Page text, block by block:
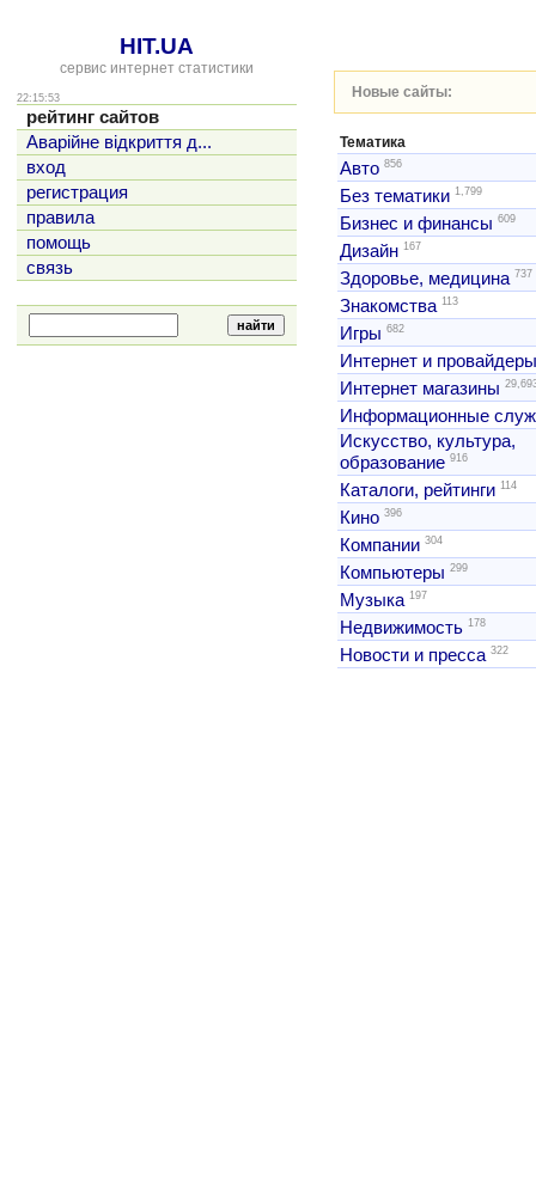
HIT.UA
сервис интернет статистики
22:15:53
рейтинг сайтов
Аварійне відкриття д...
вход
регистрация
правила
помощь
связь
Новые сайты:
Тематика
Авто 856
Без тематики 1,799
Бизнес и финансы 609
Дизайн 167
Здоровье, медицина 737
Знакомства 113
Игры 682
Интернет и провайдеры
Интернет магазины
Информационные
Искусство, культура,
образование 916
Каталоги, рейтинги 114
Кино 396
Компании 304
Компьютеры 299
Музыка 197
Недвижимость 178
Новости и пресса 322